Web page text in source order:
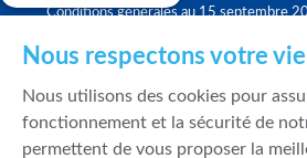
Conditions générales au 15 septembre
Politique de meilleure sélection
Politique de durabilité
Nous respectons votre
Nous utilisons des cookies pour
fonctionnement et la sécurité de
permettent de vous proposer la